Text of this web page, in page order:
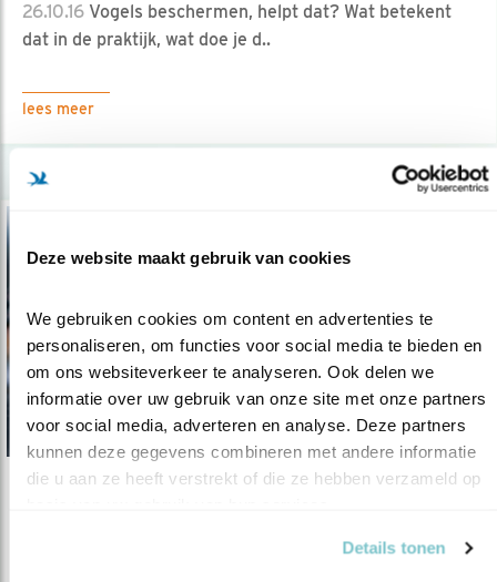
Deze website maakt gebruik van cookies
We gebruiken cookies om content en advertenties te
personaliseren, om functies voor social media te bieden en
om ons websiteverkeer te analyseren. Ook delen we
informatie over uw gebruik van onze site met onze partners
voor social media, adverteren en analyse. Deze partners
kunnen deze gegevens combineren met andere informatie
die u aan ze heeft verstrekt of die ze hebben verzameld op
Details tonen
26.10.16 Vogels beschermen, helpt dat? Wat betekent
dat in de praktijk, wat doe je d..
lees meer
Beschermingsplan Moerasvogels revisited